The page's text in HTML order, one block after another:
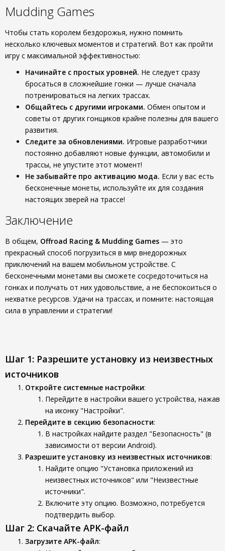
Mudding Games
Чтобы стать королем бездорожья, нужно помнить
несколько ключевых моментов и стратегий. Вот как пройти
игру с максимальной эффективностью:
Начинайте с простых уровней. Не следует сразу
бросаться в сложнейшие гонки — лучше сначала
потренироваться на легких трассах.
Общайтесь с другими игроками. Обмен опытом и
советы от других гонщиков крайне полезны для вашего
развития.
Следите за обновлениями. Игровые разработчики
постоянно добавляют новые функции, автомобили и
трассы, не упустите этот момент!
Не забывайте про активацию мода. Если у вас есть
бесконечные монеты, используйте их для создания
настоящих зверей на трассе!
Заключение
В общем, Offroad Racing & Mudding Games — это
прекрасный способ погрузиться в мир внедорожных
приключений на вашем мобильном устройстве. С
бесконечными монетами вы сможете сосредоточиться на
гонках и получать от них удовольствие, а не беспокоиться о
нехватке ресурсов. Удачи на трассах, и помните: настоящая
сила в управлении и стратегии!
Шаг 1: Разрешите установку из неизвестных
источников
Откройте системные настройки:
Перейдите в настройки вашего устройства, нажав
на иконку "Настройки".
Перейдите в секцию безопасности:
В настройках найдите раздел "Безопасность" (в
зависимости от версии Android).
Разрешите установку из неизвестных источников:
Найдите опцию "Установка приложений из
неизвестных источников" или "Неизвестные
источники".
Включите эту опцию. Возможно, потребуется
подтвердить выбор.
Шаг 2: Скачайте APK-файл
Загрузите APK-файл: